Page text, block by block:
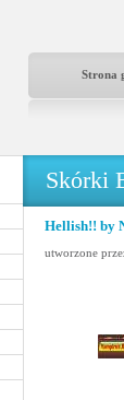
Strona
Skórki
Hellish!! by
utworzone